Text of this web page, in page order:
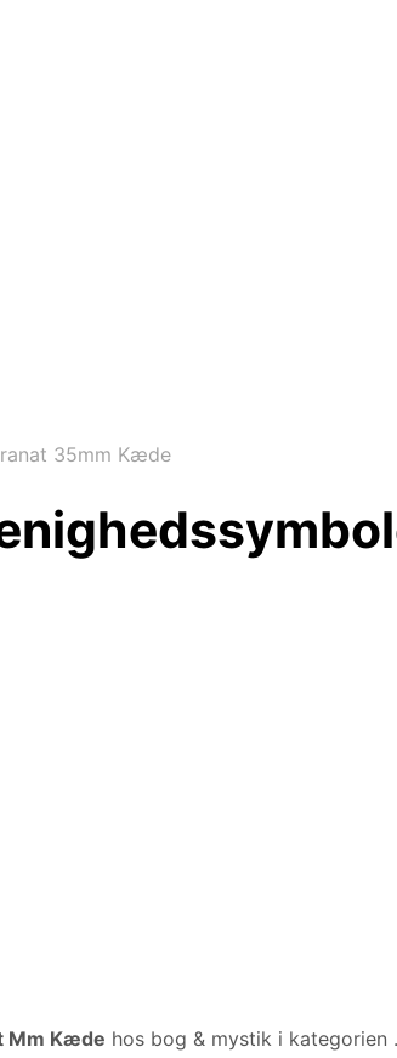
35mm Kæde
Mm Kæde hos bog & mystik i kategorien .